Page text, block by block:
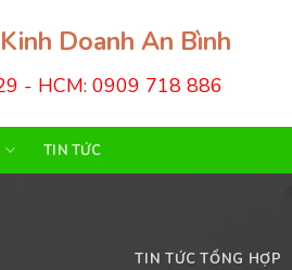
Doanh An Bình
- HCM: 0909 718 886
TIN TỨC
TIN TỨC TỔNG HỢP